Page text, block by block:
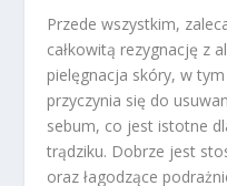
Przede wszystkim,
całkowitą rezygnację z
pielęgnacja skóry, w
przyczynia się do
sebum, co jest istotne
trądziku. Dobrze jest
oraz łagodzące